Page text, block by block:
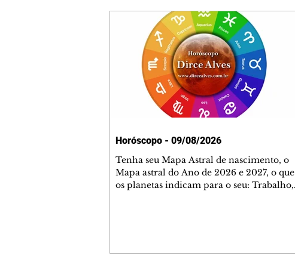
Horóscopo - 09/08/2026
Tenha seu Mapa Astral de nascimento, o
Mapa astral do Ano de 2026 e 2027, o que
os planetas indicam para o seu: Trabalho,